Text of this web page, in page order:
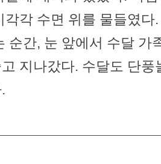
각각 수면 위를 물들였다
순간, 눈 앞에서 수달 가
지나갔다. 수달도 단